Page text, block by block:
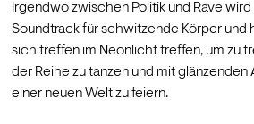
Irgendwo zwischen Politik und Rave
Soundtrack für schwitzende Körper und
sich treffen im Neonlicht treffen, um zu
der Reihe zu tanzen und mit glänzenden
einer neuen Welt zu feiern.